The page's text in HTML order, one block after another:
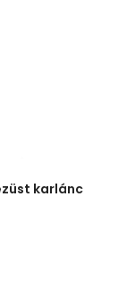
karlánc